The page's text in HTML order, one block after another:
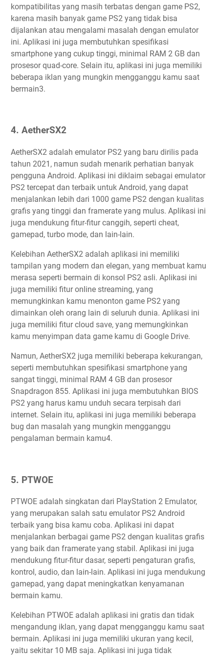
kompatibilitas yang masih terbatas dengan game PS2,
karena masih banyak game PS2 yang tidak bisa
dijalankan atau mengalami masalah dengan emulator
ini. Aplikasi ini juga membutuhkan spesifikasi
smartphone yang cukup tinggi, minimal RAM 2 GB dan
prosesor quad-core. Selain itu, aplikasi ini juga memiliki
beberapa iklan yang mungkin mengganggu kamu saat
bermain3.
4. AetherSX2
AetherSX2 adalah emulator PS2 yang baru dirilis pada
tahun 2021, namun sudah menarik perhatian banyak
pengguna Android. Aplikasi ini diklaim sebagai emulator
PS2 tercepat dan terbaik untuk Android, yang dapat
menjalankan lebih dari 1000 game PS2 dengan kualitas
grafis yang tinggi dan framerate yang mulus. Aplikasi ini
juga mendukung fitur-fitur canggih, seperti cheat,
gamepad, turbo mode, dan lain-lain.
Kelebihan AetherSX2 adalah aplikasi ini memiliki
tampilan yang modern dan elegan, yang membuat kamu
merasa seperti bermain di konsol PS2 asli. Aplikasi ini
juga memiliki fitur online streaming, yang
memungkinkan kamu menonton game PS2 yang
dimainkan oleh orang lain di seluruh dunia. Aplikasi ini
juga memiliki fitur cloud save, yang memungkinkan
kamu menyimpan data game kamu di Google Drive.
Namun, AetherSX2 juga memiliki beberapa kekurangan,
seperti membutuhkan spesifikasi smartphone yang
sangat tinggi, minimal RAM 4 GB dan prosesor
Snapdragon 855. Aplikasi ini juga membutuhkan BIOS
PS2 yang harus kamu unduh secara terpisah dari
internet. Selain itu, aplikasi ini juga memiliki beberapa
bug dan masalah yang mungkin mengganggu
pengalaman bermain kamu4.
5. PTWOE
PTWOE adalah singkatan dari PlayStation 2 Emulator,
yang merupakan salah satu emulator PS2 Android
terbaik yang bisa kamu coba. Aplikasi ini dapat
menjalankan berbagai game PS2 dengan kualitas grafis
yang baik dan framerate yang stabil. Aplikasi ini juga
mendukung fitur-fitur dasar, seperti pengaturan grafis,
kontrol, audio, dan lain-lain. Aplikasi ini juga mendukung
gamepad, yang dapat meningkatkan kenyamanan
bermain kamu.
Kelebihan PTWOE adalah aplikasi ini gratis dan tidak
mengandung iklan, yang dapat mengganggu kamu saat
bermain. Aplikasi ini juga memiliki ukuran yang kecil,
yaitu sekitar 10 MB saja. Aplikasi ini juga tidak